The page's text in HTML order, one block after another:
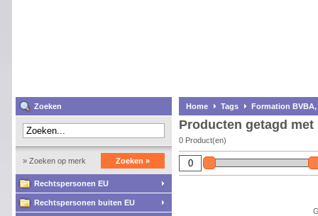
Zoeken
» Zoeken op merk Zoeken »
Rechtspersonen EU
Rechtspersonen buiten EU
Home Tags Formation
Producten getagd
0 Product(en)